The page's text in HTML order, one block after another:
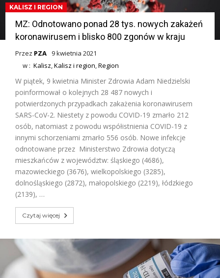
KALISZ I REGION
MZ: Odnotowano ponad 28 tys. nowych zakażeń
koronawirusem i blisko 800 zgonów w kraju
Przez PZA
9 kwietnia 2021
w :Kalisz,Kalisz i region,Region
W piątek, 9 kwietnia Minister Zdrowia Adam Niedzielski
poinformował o kolejnych 28 487 nowych i
potwierdzonych przypadkach zakażenia koronawirusem
SARS-CoV-2. Niestety z powodu COVID-19 zmarło 212
osób, natomiast z powodu współistnienia COVID-19 z
innymi schorzeniami zmarło 556 osób. Nowe infekcje
odnotowane przez Ministerstwo Zdrowia dotyczą
mieszkańców z województw: śląskiego (4686),
mazowieckiego (3676), wielkopolskiego (3285),
dolnośląskiego (2872), małopolskiego (2219), łódzkiego
(2139), …
Czytaj więcej